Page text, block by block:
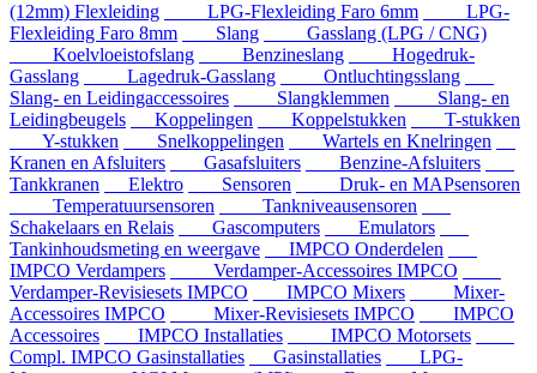
(12mm) Flexleiding
LPG-Flexleiding Faro 6mm
LPG-
Flexleiding Faro 8mm
Slang
Gasslang (LPG / CNG)
Koelvloeistofslang
Benzineslang
Hogedruk-
Gasslang
Lagedruk-Gasslang
Ontluchtingsslang
Slang- en Leidingaccessoires
Slangklemmen
Slang- en
Leidingbeugels
Koppelingen Koppelstukken
T-stukken
Y-stukken
Snelkoppelingen
Wartels en Knelringen
Kranen en Afsluiters
Gasafsluiters
Benzine-Afsluiters
Tankkranen
Elektro Sensoren
Druk- en MAPsensoren
Temperatuursensoren
Tankniveausensoren
Schakelaars en Relais
Gascomputers
Emulators
Tankinhoudsmeting en weergave
IMPCO Onderdelen
IMPCO Verdampers
Verdamper-Accessoires IMPCO
Verdamper-Revisiesets IMPCO
IMPCO Mixers
Mixer-
Accessoires IMPCO
Mixer-Revisiesets IMPCO
IMPCO
Accessoires
IMPCO Installaties
IMPCO Motorsets
Compl. IMPCO Gasinstallaties
Gasinstallaties
LPG-